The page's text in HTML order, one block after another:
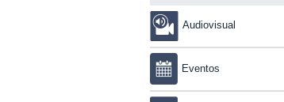
Audiovisual
Eventos